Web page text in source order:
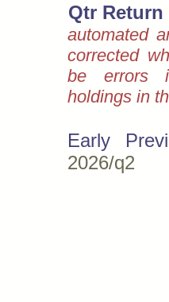
Qtr Return
automated
corrected
be errors
holdings in
Early
2026/q2